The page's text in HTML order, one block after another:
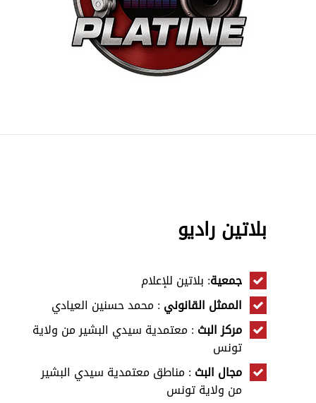
بلاتين راديو
جمعية: بلاتين للإعلام
الممثل القانوني : محمد حسنين العيادي
مركز البث : معتمدية سيدي البشير من ولاية
تونس
مجال البث : مناطق معتمدية سيدي البشير
من ولاية تونس